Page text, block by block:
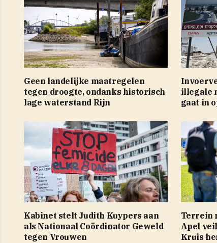
Geen landelijke maatregelen
tegen droogte, ondanks historisch
lage waterstand Rijn
illegale
gaat in
Kabinet stelt Judith Kuypers aan
als Nationaal Coördinator Geweld
tegen Vrouwen
Terrein
Apel
Kruis